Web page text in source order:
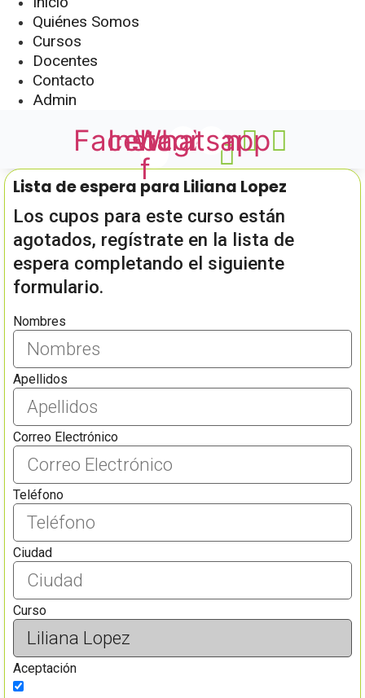
Quiénes Somos
Cursos
Docentes
Contacto
Admin
Facebook-
f
Instagram
Whatsapp
Lista de espera para Liliana Lopez
Los cupos para este curso están
agotados, regístrate en la lista de
espera completando el siguiente
formulario.
Nombres
Apellidos
Correo Electrónico
Teléfono
Ciudad
Curso
Aceptación